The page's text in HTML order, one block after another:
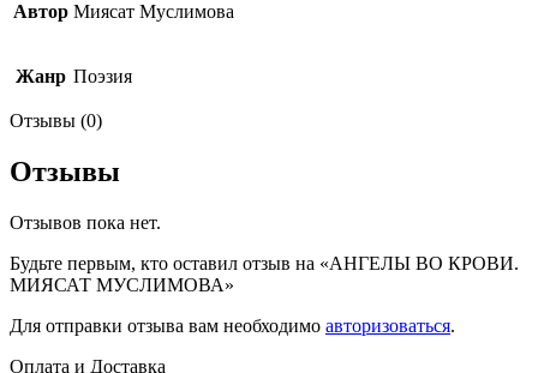
Автор Миясат Муслимова
Жанр Поэзия
Отзывы (0)
Отзывы
Отзывов пока нет.
Будьте первым, кто оставил отзыв на «АНГЕЛЫ ВО КРОВИ.
МИЯСАТ МУСЛИМОВА»
Для отправки отзыва вам необходимо авторизоваться.
Оплата и Доставка